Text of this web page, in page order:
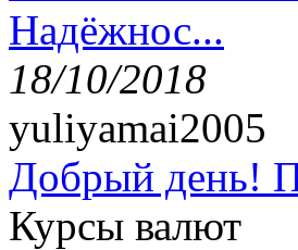
Надёжнос...
18/10/2018
yuliyamai2005
Добрый день!
Курсы валют